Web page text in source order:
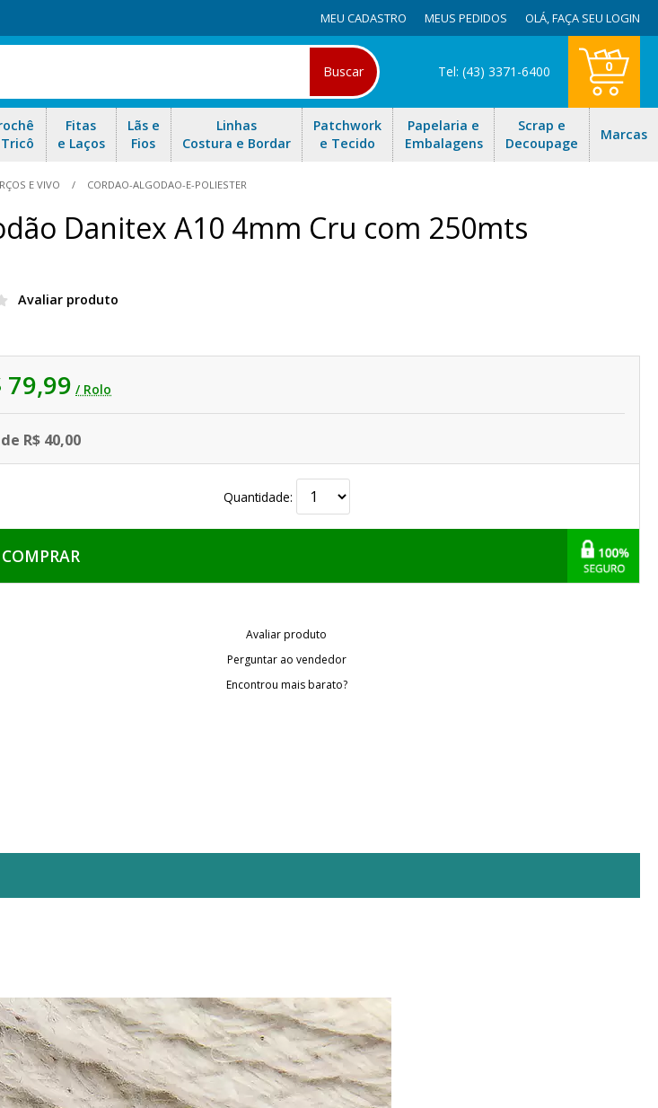
MEU CADASTRO MEUS PEDIDOS OLÁ,FAÇA SEU LOGIN
Buscar Tel: (43) 3371-6400 0
Fitas
e Laços
Lãs e
Fios
Linhas
Costura e Bordar
Patchwork
e Tecido
Papelaria e
Embalagens
Scrap e
Decoupage
Marcas
E VIVO CORDAO-ALGODAO-E-POLIESTER
Danitex A10 4mm Cru com 250mts
Avaliar produto
79,99 / Rolo
R$ 40,00
Quantidade:
COMPRAR
Avaliar produto
Perguntar ao vendedor
Encontrou mais barato?